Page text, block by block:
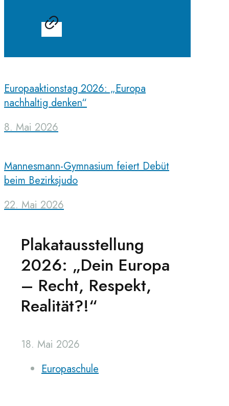
Europaaktionstag 2026: „Europa
nachhaltig denken“
8. Mai 2026
Mannesmann-Gymnasium feiert Debüt
beim Bezirksjudo
22. Mai 2026
Plakatausstellung
2026: „Dein Europa
– Recht, Respekt,
Realität?!“
18. Mai 2026
Europaschule